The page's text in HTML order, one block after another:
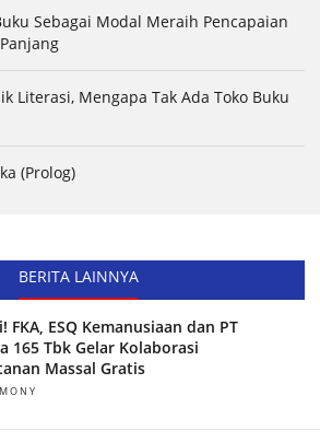
Sebagai Modal Meraih Pencapaian
Literasi, Mengapa Tak Ada Toko Buku
(Prolog)
BERITA LAINNYA
FKA, ESQ Kemanusiaan dan PT
165 Tbk Gelar Kolaborasi
Massal Gratis